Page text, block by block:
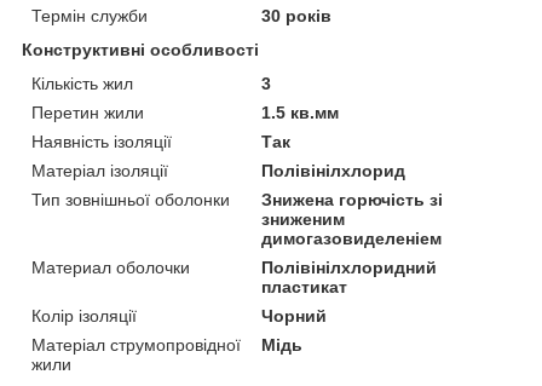
Термін служби
30 років
Конструктивні особливості
Кількість жил
3
Перетин жили
1.5 кв.мм
Наявність ізоляції
Так
Матеріал ізоляції
Полівінілхлорид
Тип зовнішньої оболонки
Знижена горючість зі
зниженим
димогазовиделеніем
Материал оболочки
Полівінілхлоридний
пластикат
Колір ізоляції
Чорний
Матеріал струмопровідної
жили
Мідь